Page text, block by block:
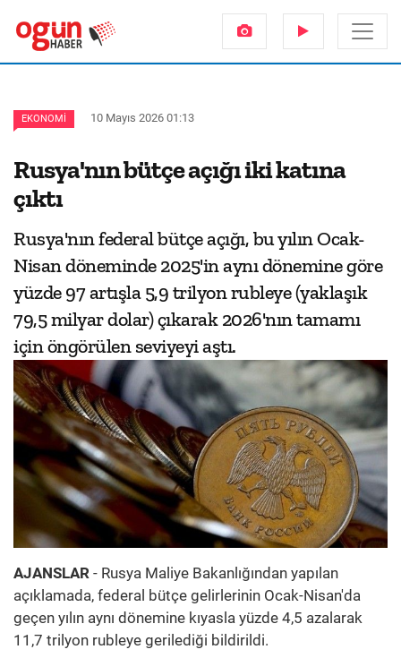
EKONOMI 10 Mayıs 2026 01:13
Rusya'nın bütçe açığı iki katına
çıktı
Rusya'nın federal bütçe açığı, bu yılın Ocak-
Nisan döneminde 2025'in aynı dönemine göre
yüzde 97 artışla 5,9 trilyon rubleye (yaklaşık
79,5 milyar dolar) çıkarak 2026'nın tamamı
için öngörülen seviyeyi aştı.
AJANSLAR - Rusya Maliye Bakanlığından yapılan
açıklamada, federal bütçe gelirlerinin Ocak-Nisan'da
geçen yılın aynı dönemine kıyasla yüzde 4,5 azalarak
11,7 trilyon rubleye gerilediği bildirildi.